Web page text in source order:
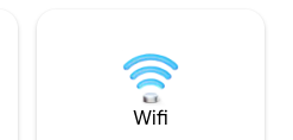
så
på
Bose bluetooth-
kaffemaskin,
få dig att känna
mer.
Wifi